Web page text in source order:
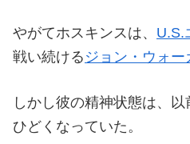
やがてホスキンスは、 U.S.
戦い続ける ジョン・ウォー
しかし彼の精神状態は、
ひどくなっていた。